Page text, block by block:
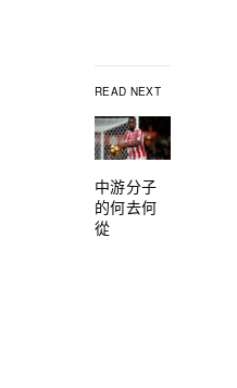
READ NEXT
中游分子
的何去何
從